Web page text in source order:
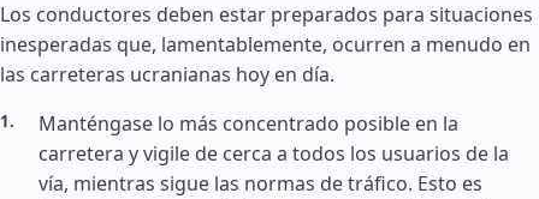
Los conductores deben estar preparados para situaciones
inesperadas que, lamentablemente, ocurren a menudo en
las carreteras ucranianas hoy en día.
Manténgase lo más concentrado posible en la
carretera y vigile de cerca a todos los usuarios de la
vía, mientras sigue las normas de tráfico. Esto es